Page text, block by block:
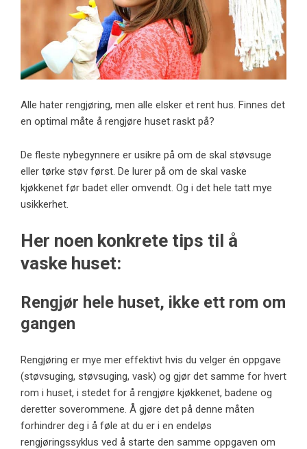
Alle hater rengjøring, men alle elsker et rent hus. Finnes det
en optimal måte å rengjøre huset raskt på?
De fleste nybegynnere er usikre på om de skal støvsuge
eller tørke støv først. De lurer på om de skal vaske
kjøkkenet før badet eller omvendt. Og i det hele tatt mye
usikkerhet.
Her noen konkrete tips til å
vaske huset:
Rengjør hele huset, ikke ett rom om
gangen
Rengjøring er mye mer effektivt hvis du velger én oppgave
(støvsuging, støvsuging, vask) og gjør det samme for hvert
rom i huset, i stedet for å rengjøre kjøkkenet, badene og
deretter soverommene. Å gjøre det på denne måten
forhindrer deg i å føle at du er i en endeløs
rengjøringssyklus ved å starte den samme oppgaven om